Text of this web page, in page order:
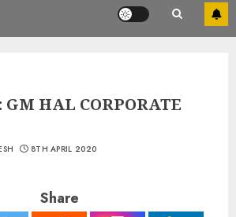
HAL CORPORATE
8TH APRIL 2020
Share